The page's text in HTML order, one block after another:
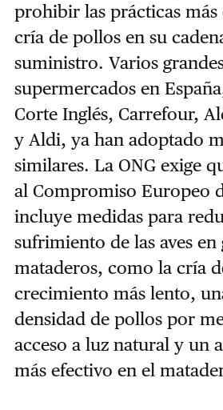
prohibir las prácticas más
cría de pollos en su
suministro. Varios
supermercados en
Corte Inglés, Carrefour,
y Aldi, ya han adoptado
similares. La ONG exige
al Compromiso Europeo
incluye medidas para
sufrimiento de las aves en
mataderos, como la cría
crecimiento más lento,
densidad de pollos por
acceso a luz natural y un
más efectivo en el